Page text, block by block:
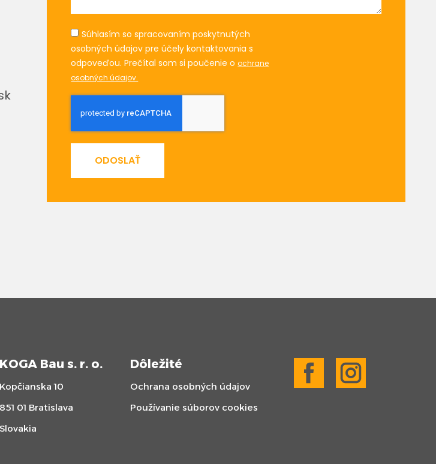
Súhlasím so spracovaním poskytnutých
osobných údajov pre účely kontaktovania s
odpoveďou. Prečítal som si poučenie oochrane
osobných údajov.
ODOSLAŤ
KOGA Bau s. r. o.
Kopčianska 10
851 01 Bratislava
Slovakia
Dôležité
Ochrana osobných údajov
Používanie súborov cookies